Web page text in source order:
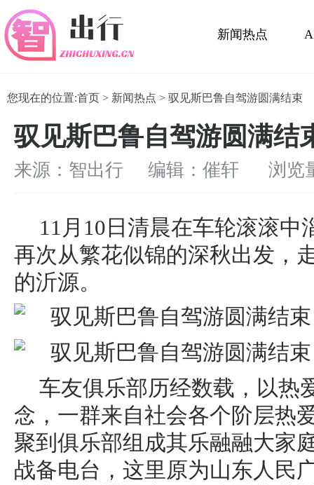
新闻热点
您现在的位置:首页 > 新闻热点 > 驭见斯巴鲁自驾游圆满结束 ​
驭见斯巴鲁自驾游圆满结
来源：智出行 编辑：催轩 浏览
11月10日清晨在车轮滚滚中
再次从繁花似锦的深秋出发，
的沂源。
车友俱乐部历经数载，以热
念，一群来自社会各个阶层热
聚到俱乐部组成其乐融融大家
战备电台，这里原为山东人民